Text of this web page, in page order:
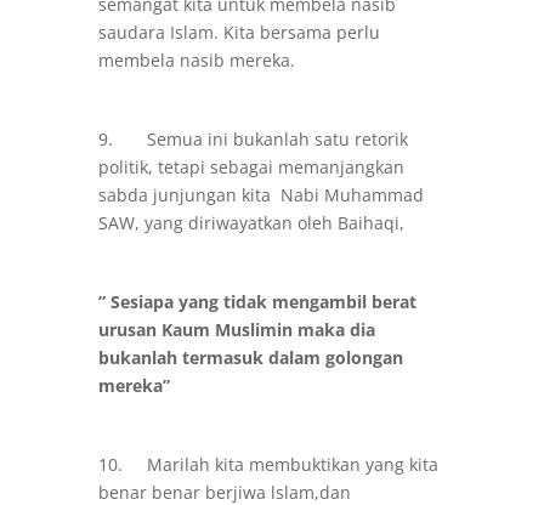
saudara Islam. Kita bersama perlu
membela nasib mereka.
9. Semua ini bukanlah satu retorik
politik, tetapi sebagai memanjangkan
sabda junjungan kita Nabi Muhammad
SAW, yang diriwayatkan oleh Baihaqi,
” Sesiapa yang tidak mengambil berat
urusan Kaum Muslimin maka dia
bukanlah termasuk dalam golongan
mereka”
10. Marilah kita membuktikan yang kita
benar benar berjiwa lslam,dan